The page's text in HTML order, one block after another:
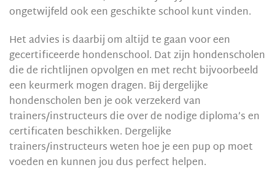
ongetwijfeld ook een geschikte school kunt vinden.
Het advies is daarbij om altijd te gaan voor een
gecertificeerde hondenschool. Dat zijn hondenscholen
die de richtlijnen opvolgen en met recht bijvoorbeeld
een keurmerk mogen dragen. Bij dergelijke
hondenscholen ben je ook verzekerd van
trainers/instructeurs die over de nodige diploma’s en
certificaten beschikken. Dergelijke
trainers/instructeurs weten hoe je een pup op moet
voeden en kunnen jou dus perfect helpen.